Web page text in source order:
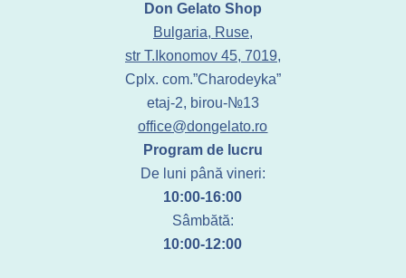
Don Gelato Shop
Bulgaria, Ruse,
str T.Ikonomov 45, 7019,
Cplx. com.”Charodeyka”
etaj-2, birou-№13
office@dongelato.ro
Program de lucru
De luni până vineri:
10:00-16:00
Sâmbătă:
10:00-12:00